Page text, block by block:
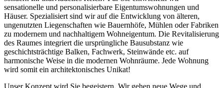
sensationelle und personalisierbare Eigentumswohnungen und
Häuser. Spezialisiert sind wir auf die Entwicklung von älteren,
ungenutzten Liegenschaften wie Bauernhöfe, Mühlen oder Fabriken
zu modernem und nachhaltigem Wohneigentum. Die Revitalisierung
des Raumes integriert die ursprüngliche Bausubstanz wie
geschichtsträchtige Balken, Fachwerk, Steinwände etc. auf
harmonische Weise in die modernen Wohnräume. Jede Wohnung
wird somit ein architektonisches Unikat!
Unser Konzept wird Sie begeistern. Wir gehen neue Wege und